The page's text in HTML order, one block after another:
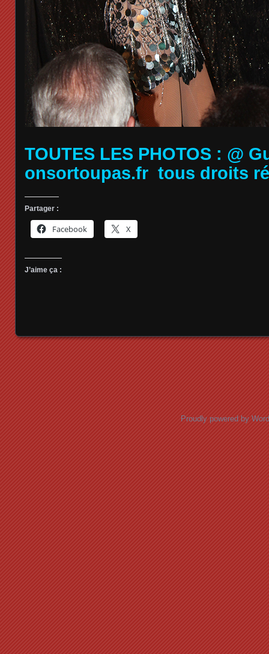
TOUTES LES PHOTOS : @
onsortoupas.fr tous droits
Partager :
Facebook X
J’aime ça :
Proudly powered by